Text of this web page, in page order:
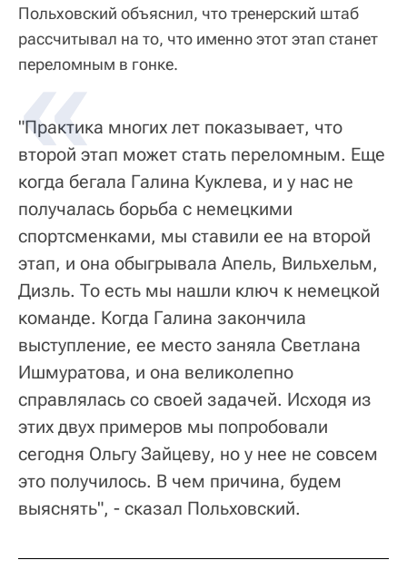
Польховский объяснил, что тренерский штаб
рассчитывал на то, что именно этот этап станет
переломным в гонке.
"Практика многих лет показывает, что
второй этап может стать переломным. Еще
когда бегала Галина Куклева, и у нас не
получалась борьба с немецкими
спортсменками, мы ставили ее на второй
этап, и она обыгрывала Апель, Вильхельм,
Дизль. То есть мы нашли ключ к немецкой
команде. Когда Галина закончила
выступление, ее место заняла Светлана
Ишмуратова, и она великолепно
справлялась со своей задачей. Исходя из
этих двух примеров мы попробовали
сегодня Ольгу Зайцеву, но у нее не совсем
это получилось. В чем причина, будем
выяснять", - сказал Польховский.